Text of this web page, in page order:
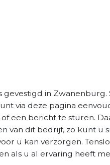
in Zwanenburg.
via deze pagina
een bericht te sturen.
van dit bedrijf, zo kunt u
u kan verzorgen.
als u al ervaring heeft